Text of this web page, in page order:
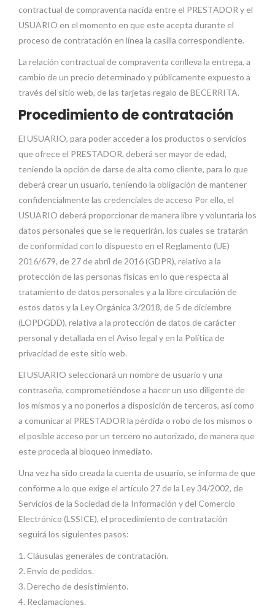
contractual de compraventa nacida entre el PRESTADOR y el
USUARIO en el momento en que este acepta durante el
proceso de contratación en línea la casilla correspondiente.
La relación contractual de compraventa conlleva la entrega, a
cambio de un precio determinado y públicamente expuesto a
través del sitio web, de las tarjetas regalo de BECERRITA.
Procedimiento de contratación
El USUARIO, para poder acceder a los productos o servicios
que ofrece el PRESTADOR, deberá ser mayor de edad,
teniendo la opción de darse de alta como cliente, para lo que
deberá crear un usuario, teniendo la obligación de mantener
confidencialmente las credenciales de acceso Por ello, el
USUARIO deberá proporcionar de manera libre y voluntaria los
datos personales que se le requerirán, los cuales se tratarán
de conformidad con lo dispuesto en el Reglamento (UE)
2016/679, de 27 de abril de 2016 (GDPR), relativo a la
protección de las personas físicas en lo que respecta al
tratamiento de datos personales y a la libre circulación de
estos datos y la Ley Orgánica 3/2018, de 5 de diciembre
(LOPDGDD), relativa a la protección de datos de carácter
personal y detallada en el Aviso legal y en la Política de
privacidad de este sitio web.
El USUARIO seleccionará un nombre de usuario y una
contraseña, comprometiéndose a hacer un uso diligente de
los mismos y a no ponerlos a disposición de terceros, así como
a comunicar al PRESTADOR la pérdida o robo de los mismos o
el posible acceso por un tercero no autorizado, de manera que
este proceda al bloqueo inmediato.
Una vez ha sido creada la cuenta de usuario, se informa de que
conforme a lo que exige el artículo 27 de la Ley 34/2002, de
Servicios de la Sociedad de la Información y del Comercio
Electrónico (LSSICE), el procedimiento de contratación
seguirá los siguientes pasos:
1. Cláusulas generales de contratación.
2. Envío de pedidos.
3. Derecho de desistimiento.
4. Reclamaciones.